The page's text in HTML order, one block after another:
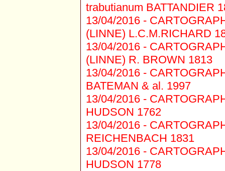
trabutianum BATTANDIER
13/04/2016 -
(LINNE) L.C.M.RICHARD
13/04/2016 -
(LINNE) R. BROWN 1813
13/04/2016 -
BATEMAN & al. 1997
13/04/2016 -
HUDSON 1762
13/04/2016 -
REICHENBACH 1831
13/04/2016 -
HUDSON 1778